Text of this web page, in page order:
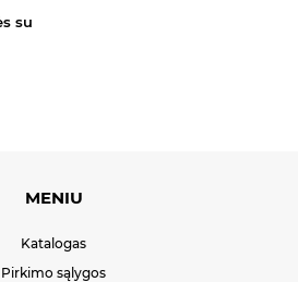
su
MENIU
Katalogas
Pirkimo sąlygos